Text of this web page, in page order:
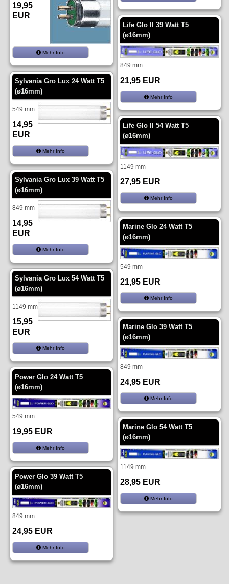
19,95
EUR
Mehr Info
Sylvania Gro Lux 24 Watt T5
(ø16mm)
549 mm
14,95
EUR
Mehr Info
Sylvania Gro Lux 39 Watt T5
(ø16mm)
849 mm
14,95
EUR
Mehr Info
Sylvania Gro Lux 54 Watt T5
(ø16mm)
1149 mm
15,95
EUR
Mehr Info
Power Glo 24 Watt T5
(ø16mm)
549 mm
19,95 EUR
Mehr Info
Power Glo 39 Watt T5
(ø16mm)
849 mm
24,95 EUR
Mehr Info
Life Glo II 39 Watt T5
(ø16mm)
849 mm
21,95 EUR
Mehr Info
Life Glo II 54 Watt T5
(ø16mm)
1149 mm
27,95 EUR
Mehr Info
Marine Glo 24 Watt T5
(ø16mm)
549 mm
21,95 EUR
Mehr Info
Marine Glo 39 Watt T5
(ø16mm)
849 mm
24,95 EUR
Mehr Info
Marine Glo 54 Watt T5
(ø16mm)
1149 mm
28,95 EUR
Mehr Info